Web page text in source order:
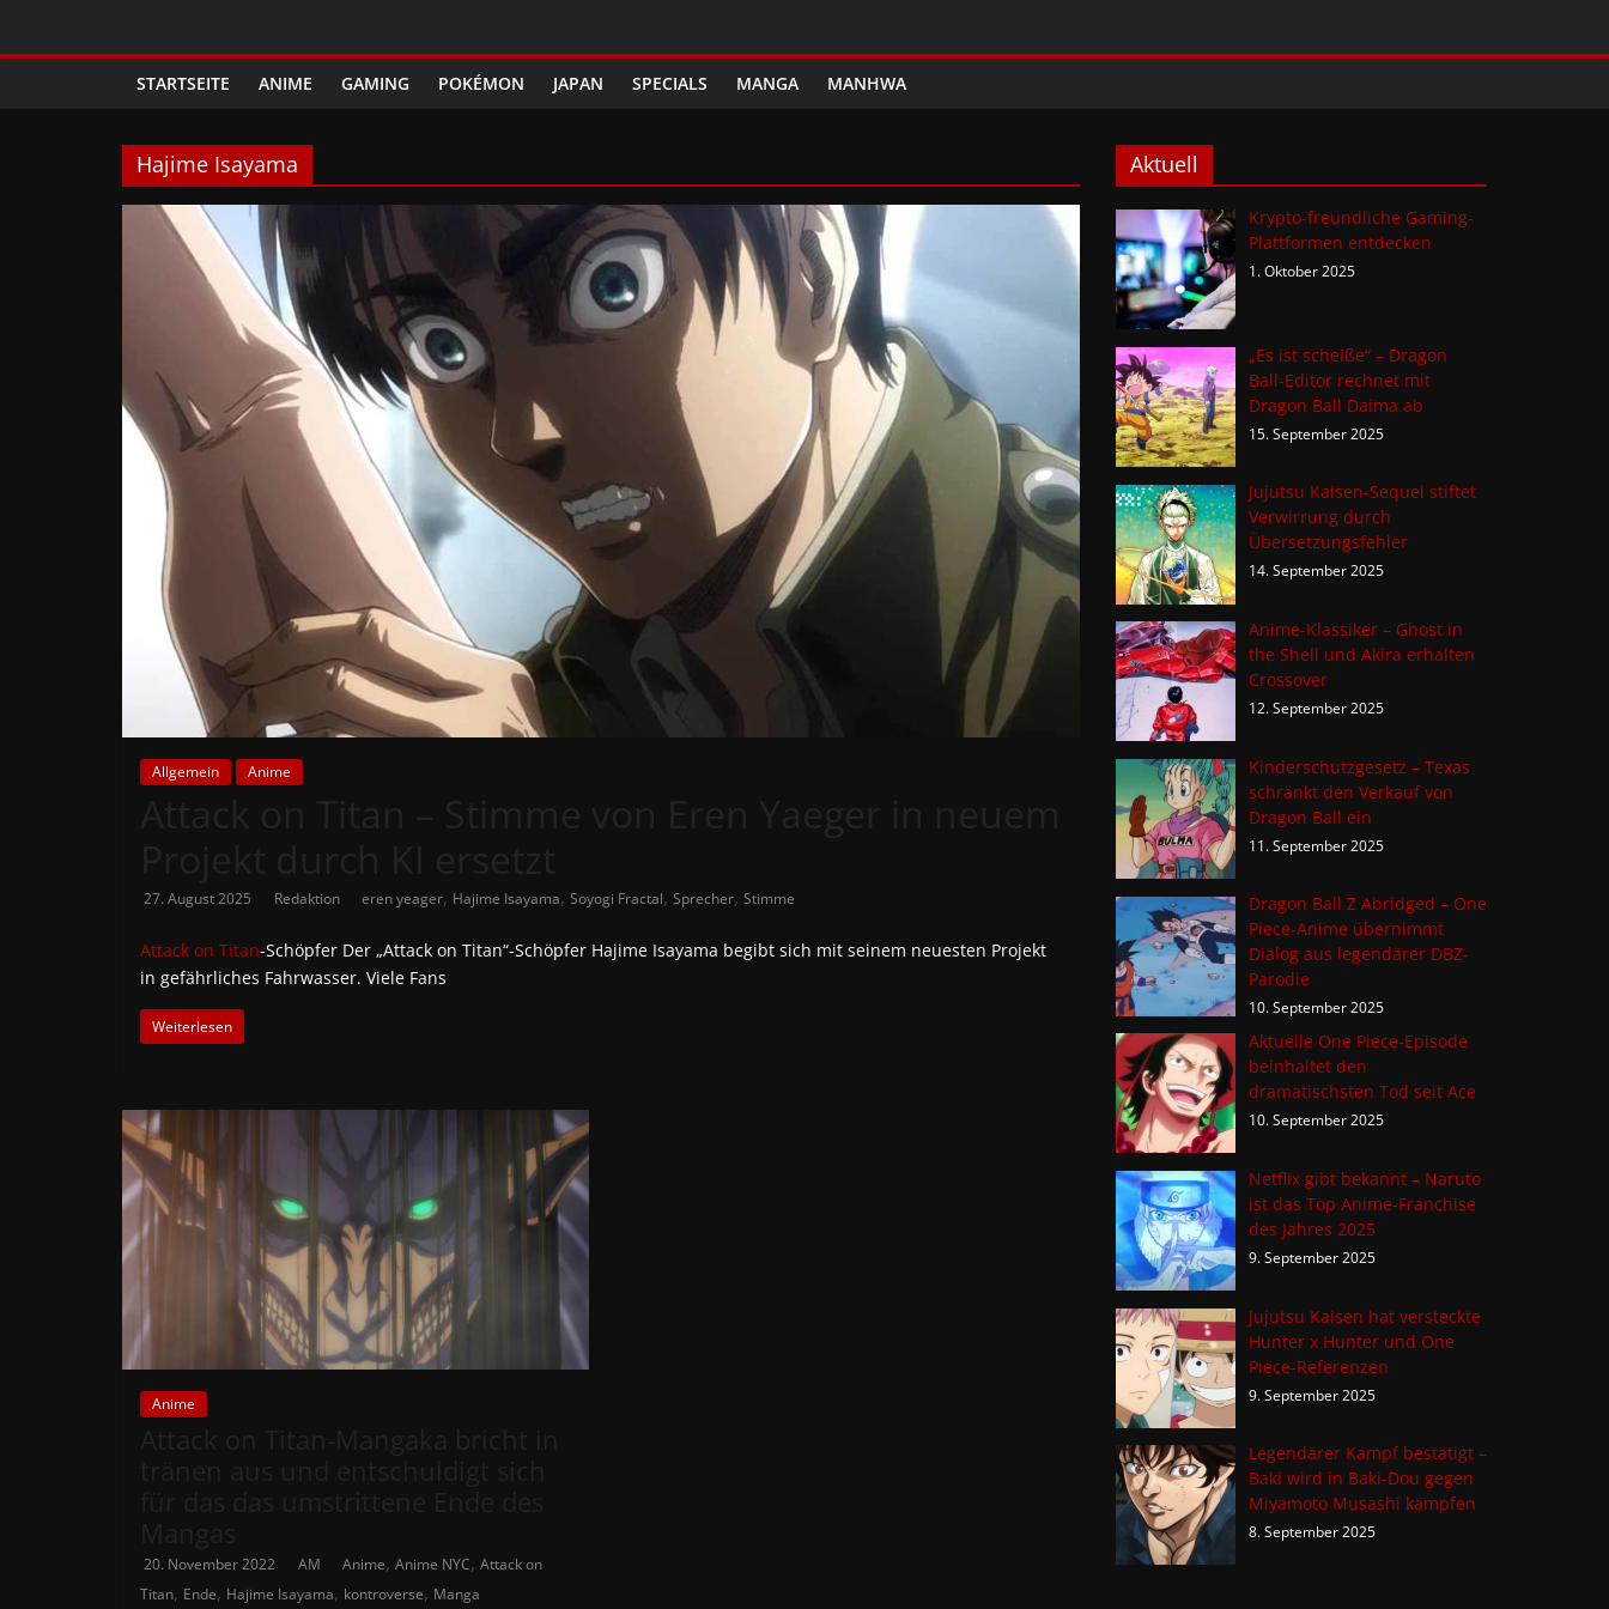
Phanimenal
Täglich
interessante
Anime
News
und
Gaming
News
Phanimenal
die
aktuellsten
Japan
Deutschland
STARTSEITE ANIME GAMING POKÉMON JAPAN SPECIALS MANGA MANHWA
Hajime Isayama
Allgemein Anime
27. August 2025 Redaktion eren yeager, Hajime Isayama, Soyogi Fractal, Sprecher, Stimme
Attack on Titan-Schöpfer Der „Attack on Titan“-Schöpfer Hajime Isayama begibt sich mit seinem neuesten Projekt
in gefährliches Fahrwasser. Viele Fans
Weiterlesen
Anime
20. November 2022 AM Anime, Anime NYC, Attack on
Titan, Ende, Hajime Isayama, kontroverse, Manga
Aktuell
Krypto-freundliche Gaming-
Plattformen entdecken
1. Oktober 2025
„Es ist scheiße“ – Dragon
Ball-Editor rechnet mit
Dragon Ball Daima ab
15. September 2025
Jujutsu Kaisen-Sequel stiftet
Verwirrung durch
Übersetzungsfehler
14. September 2025
Anime-Klassiker – Ghost in
the Shell und Akira erhalten
Crossover
12. September 2025
Kinderschutzgesetz – Texas
schränkt den Verkauf von
Dragon Ball ein
11. September 2025
Dragon Ball Z Abridged – One
Piece-Anime übernimmt
Dialog aus legendärer DBZ-
Parodie
10. September 2025
Aktuelle One Piece-Episode
beinhaltet den
dramatischsten Tod seit Ace
10. September 2025
Netflix gibt bekannt – Naruto
ist das Top Anime-Franchise
des Jahres 2025
9. September 2025
Jujutsu Kaisen hat versteckte
Hunter x Hunter und One
Piece-Referenzen
9. September 2025
Legendärer Kampf bestätigt –
Baki wird in Baki-Dou gegen
Miyamoto Musashi kämpfen
8. September 2025